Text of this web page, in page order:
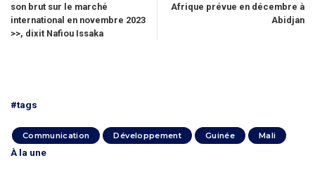
son brut sur le marché
international en novembre 2023
>>, dixit Nafiou Issaka
Afrique prévue en décembre à
Abidjan
#tags
Communication Développement Guinée Mali
À la une